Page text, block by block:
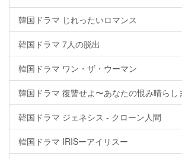
韓国ドラマ じれったいロマンス
韓国ドラマ 7人の脱出
韓国ドラマ ワン・ザ・ウーマン
韓国ドラマ 復讐せよ〜あなたの恨み晴らし
韓国ドラマ ジェネシス - クローン人間
韓国ドラマ IRISーアイリスー